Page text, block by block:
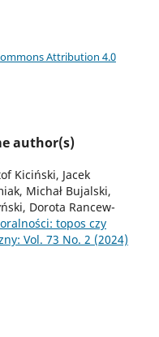
Attribution 4.0
author(s)
Kiciński, Jacek
Michał Bujalski,
Dorota Rancew-
topos czy
Vol. 73 No. 2 (2024)